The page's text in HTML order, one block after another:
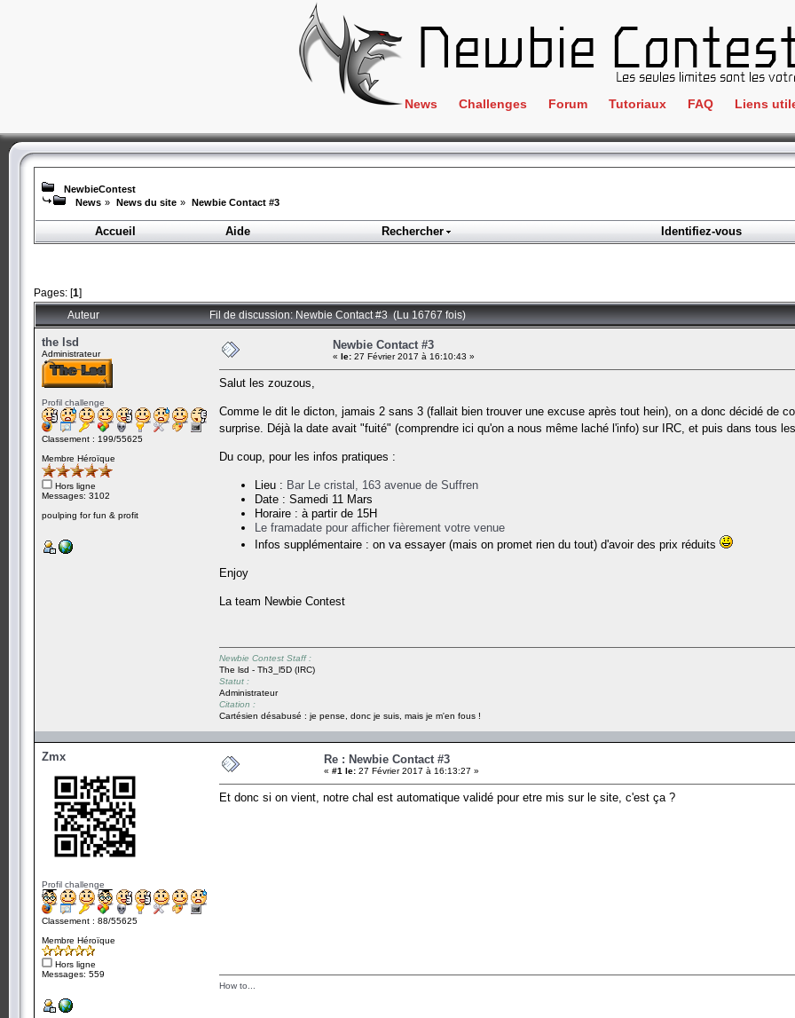
News Challenges
Crackme
ClientSide
Forensics
Programmation
Wargame
Forum Tutoriaux FAQ Liens
IRC
NewbieContest
News » News du site » Newbie Contact #3
Accueil
Aide Rechercher Identifiez-vous
Pages: [1]
Auteur Fil de discussion: Newbie Contact #3 (Lu 16767 fois)
the lsd
Administrateur
Profil challenge
Classement : 199/55625
Membre Héroïque
Hors ligne
Messages: 3102
poulping for fun & profit
Newbie Contact #3
« le: 27 Février 2017 à 16:10:43 »
Salut les zouzous,
Comme le dit le dicton, jamais 2 sans 3 (fallait bien trouver une excuse après tout hein), on a donc décidé de
surprise. Déjà la date avait "fuité" (comprendre ici qu'on a nous même laché l'info) sur IRC, et puis dans tous
Du coup, pour les infos pratiques :
Lieu : Bar Le cristal, 163 avenue de Suffren
Date : Samedi 11 Mars
Horaire : à partir de 15H
Le framadate pour afficher fièrement votre venue
Infos supplémentaire : on va essayer (mais on promet rien du tout) d'avoir des prix réduits
Enjoy
La team Newbie Contest
Newbie Contest Staff :
The lsd - Th3_l5D (IRC)
Statut :
Administrateur
Citation :
Cartésien désabusé : je pense, donc je suis, mais je m'en fous !
Zmx
Profil challenge
Classement : 88/55625
Membre Héroïque
Hors ligne
Messages: 559
Re : Newbie Contact #3
« #1 le: 27 Février 2017 à 16:13:27 »
Et donc si on vient, notre chal est automatique validé pour etre mis sur le site, c'est ça ?
How to...